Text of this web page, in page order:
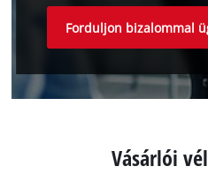
Forduljon bizalommal
Vásárlói